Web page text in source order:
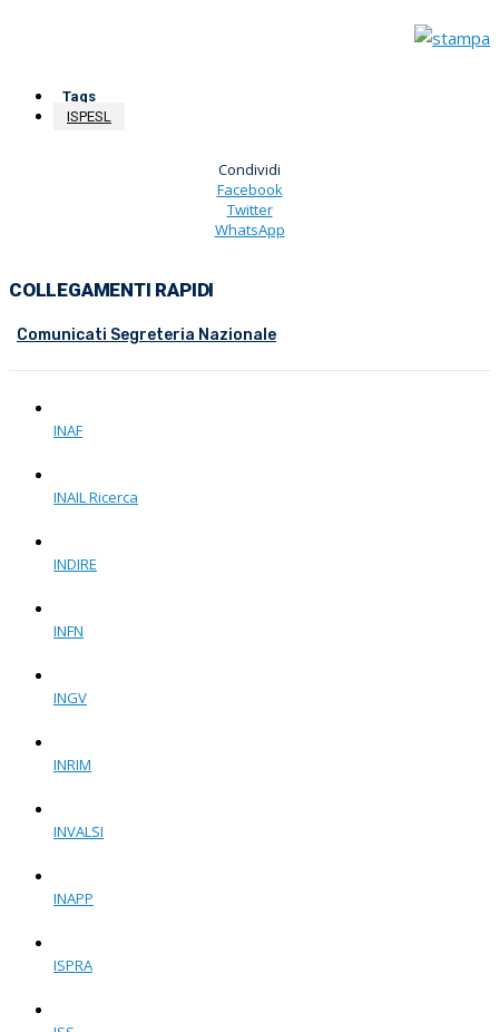
Tags
ISPESL
Condividi
Facebook
Twitter
WhatsApp
COLLEGAMENTI RAPIDI
Comunicati Segreteria Nazionale
INAF
INAIL Ricerca
INDIRE
INFN
INGV
INRIM
INVALSI
INAPP
ISPRA